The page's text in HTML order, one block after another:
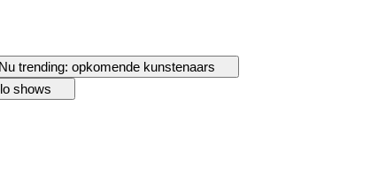
Nu trending: opkomende kunstenaars
shows